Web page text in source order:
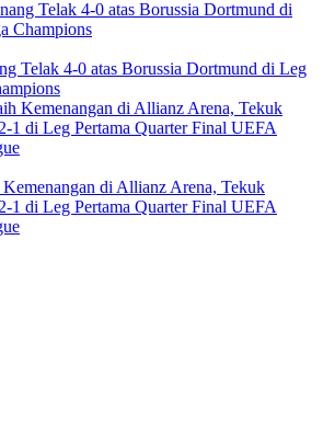
Telak 4-0 atas Borussia Dortmund di Leg
di Allianz Arena, Tekuk
1 di Leg Pertama Quarter Final UEFA